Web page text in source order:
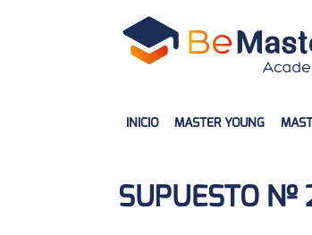
INICIO MASTER YOUNG
SUPUESTO